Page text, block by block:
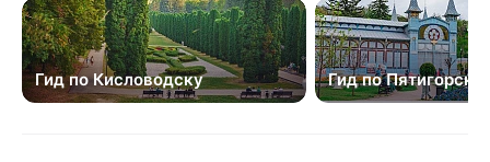
Гид по Кисловодску Гид по Пятигорску